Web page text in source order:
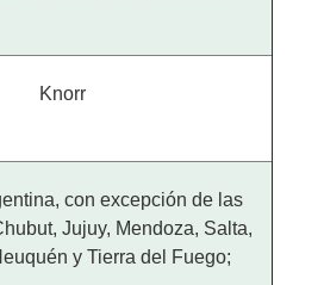
Knorr
con excepción de las
Jujuy, Mendoza, Salta,
y Tierra del Fuego;